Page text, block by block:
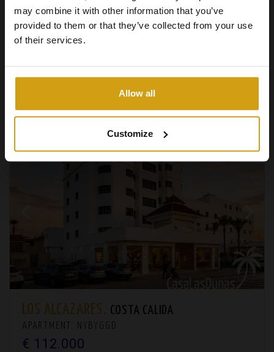
may combine it with other information that you’ve
provided to them or that they’ve collected from your use
of their services.
Allow all
Customize
61m2 2
LOS ALCAZARES. COSTA CALIDA
APARTMENT. NYBYGGD
€ 112.000